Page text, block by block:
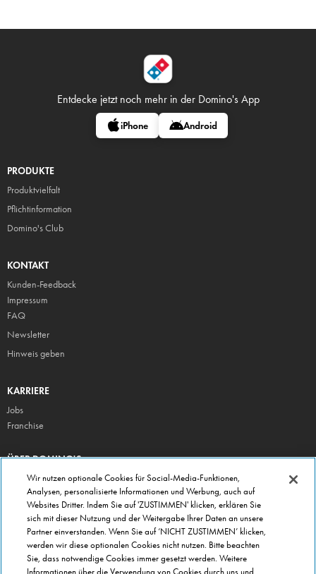
Entdecke jetzt noch mehr in der Domino's App
iPhone Android
PRODUKTE
Produktvielfalt
Pflichtinformation
Domino's Club
KONTAKT
Kunden-Feedback
Impressum
FAQ
Newsletter
Hinweis geben
KARRIERE
Jobs
Franchise
ÜBER DOMINO'S
Storesuche
Presse
Domino's App
Unternehmen
Geschenkgutscheine
Wir nutzen optionale Cookies für Social-Media-Funktionen,
Analysen, personalisierte Informationen und Werbung, auch auf
Websites Dritter. Indem Sie auf 'ZUSTIMMEN' klicken, erklären Sie
sich mit dieser Nutzung und der Weitergabe Ihrer Daten an unsere
Partner einverstanden. Wenn Sie auf ‘NICHT ZUSTIMMEN’ klicken,
werden wir diese optionalen Cookies nicht nutzen. Bitte beachten
Sie, dass notwendige Cookies immer gesetzt werden. Weitere
Informationen über die Verwendung von Cookies durch uns und